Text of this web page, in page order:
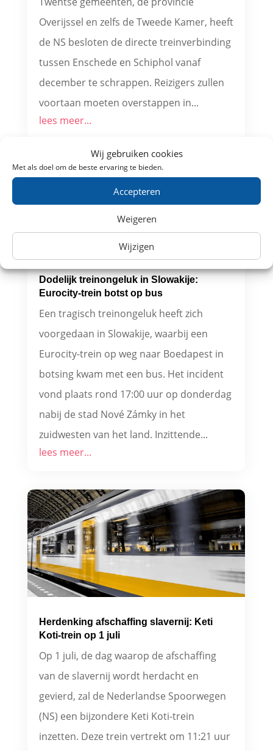
Wij gebruiken cookies
Met als doel om de beste ervaring te bieden.
Accepteren
Weigeren
Wijzigen
Overijssel en zelfs de Tweede Kamer, heeft
de NS besloten de directe treinverbinding
tussen Enschede en Schiphol vanaf
december te schrappen. Reizigers zullen
voortaan moeten overstappen in...
lees meer...
Dodelijk treinongeluk in Slowakije:
Eurocity-trein botst op bus
Een tragisch treinongeluk heeft zich
voorgedaan in Slowakije, waarbij een
Eurocity-trein op weg naar Boedapest in
botsing kwam met een bus. Het incident
vond plaats rond 17:00 uur op donderdag
nabij de stad Nové Zámky in het
zuidwesten van het land. Inzittende...
lees meer...
Herdenking afschaffing slavernij: Keti
Koti-trein op 1 juli
Op 1 juli, de dag waarop de afschaffing
van de slavernij wordt herdacht en
gevierd, zal de Nederlandse Spoorwegen
(NS) een bijzondere Keti Koti-trein
inzetten. Deze trein vertrekt om 11:21 uur